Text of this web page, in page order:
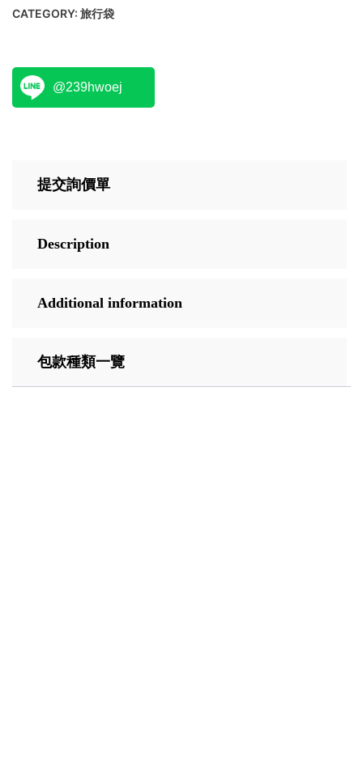
CATEGORY: 旅行袋
@239hwoej
提交詢價單
Description
Additional information
包款種類一覽